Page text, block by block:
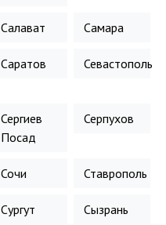
Салават Самара
Саратов Севастополь
Сергиев
Посад
Серпухов
Сочи Ставрополь
Сургут Сызрань